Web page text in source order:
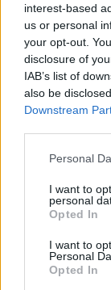
interest-based
us or personal
your opt-out.
disclosure of
IAB’s list of
also be
Downstream
Please note
not limited to
grant or deny
use your data
consent section.
Personal
I want to
personal
Opted In
I want to
Personal
Opted In
Mindenki
2020. 03. 09.|
Újabb remek,